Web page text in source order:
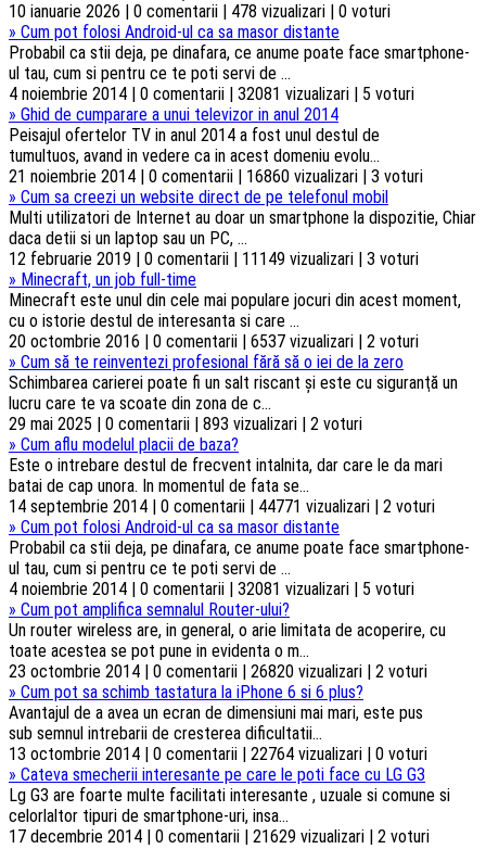
10 ianuarie 2026 | 0 comentarii | 478 vizualizari | 0 voturi
» Cum pot folosi Android-ul ca sa masor distante
Probabil ca stii deja, pe dinafara, ce anume poate face smartphone-
ul tau, cum si pentru ce te poti servi de ...
4 noiembrie 2014 | 0 comentarii | 32081 vizualizari | 5 voturi
» Ghid de cumparare a unui televizor in anul 2014
Peisajul ofertelor TV in anul 2014 a fost unul destul de
tumultuos, avand in vedere ca in acest domeniu evolu...
21 noiembrie 2014 | 0 comentarii | 16860 vizualizari | 3 voturi
» Cum sa creezi un website direct de pe telefonul mobil
Multi utilizatori de Internet au doar un smartphone la dispozitie, Chiar
daca detii si un laptop sau un PC, ...
12 februarie 2019 | 0 comentarii | 11149 vizualizari | 3 voturi
» Minecraft, un job full-time
Minecraft este unul din cele mai populare jocuri din acest moment,
cu o istorie destul de interesanta si care ...
20 octombrie 2016 | 0 comentarii | 6537 vizualizari | 2 voturi
» Cum să te reinventezi profesional fără să o iei de la zero
Schimbarea carierei poate fi un salt riscant şi este cu siguranţă un
lucru care te va scoate din zona de c...
29 mai 2025 | 0 comentarii | 893 vizualizari | 2 voturi
» Cum aflu modelul placii de baza?
Este o intrebare destul de frecvent intalnita, dar care le da mari
batai de cap unora. In momentul de fata se...
14 septembrie 2014 | 0 comentarii | 44771 vizualizari | 2 voturi
» Cum pot folosi Android-ul ca sa masor distante
Probabil ca stii deja, pe dinafara, ce anume poate face smartphone-
ul tau, cum si pentru ce te poti servi de ...
4 noiembrie 2014 | 0 comentarii | 32081 vizualizari | 5 voturi
» Cum pot amplifica semnalul Router-ului?
Un router wireless are, in general, o arie limitata de acoperire, cu
toate acestea se pot pune in evidenta o m...
23 octombrie 2014 | 0 comentarii | 26820 vizualizari | 2 voturi
» Cum pot sa schimb tastatura la iPhone 6 si 6 plus?
Avantajul de a avea un ecran de dimensiuni mai mari, este pus
sub semnul intrebarii de cresterea dificultatii...
13 octombrie 2014 | 0 comentarii | 22764 vizualizari | 0 voturi
» Cateva smecherii interesante pe care le poti face cu LG G3
Lg G3 are foarte multe facilitati interesante , uzuale si comune si
celorlaltor tipuri de smartphone-uri, insa...
17 decembrie 2014 | 0 comentarii | 21629 vizualizari | 2 voturi